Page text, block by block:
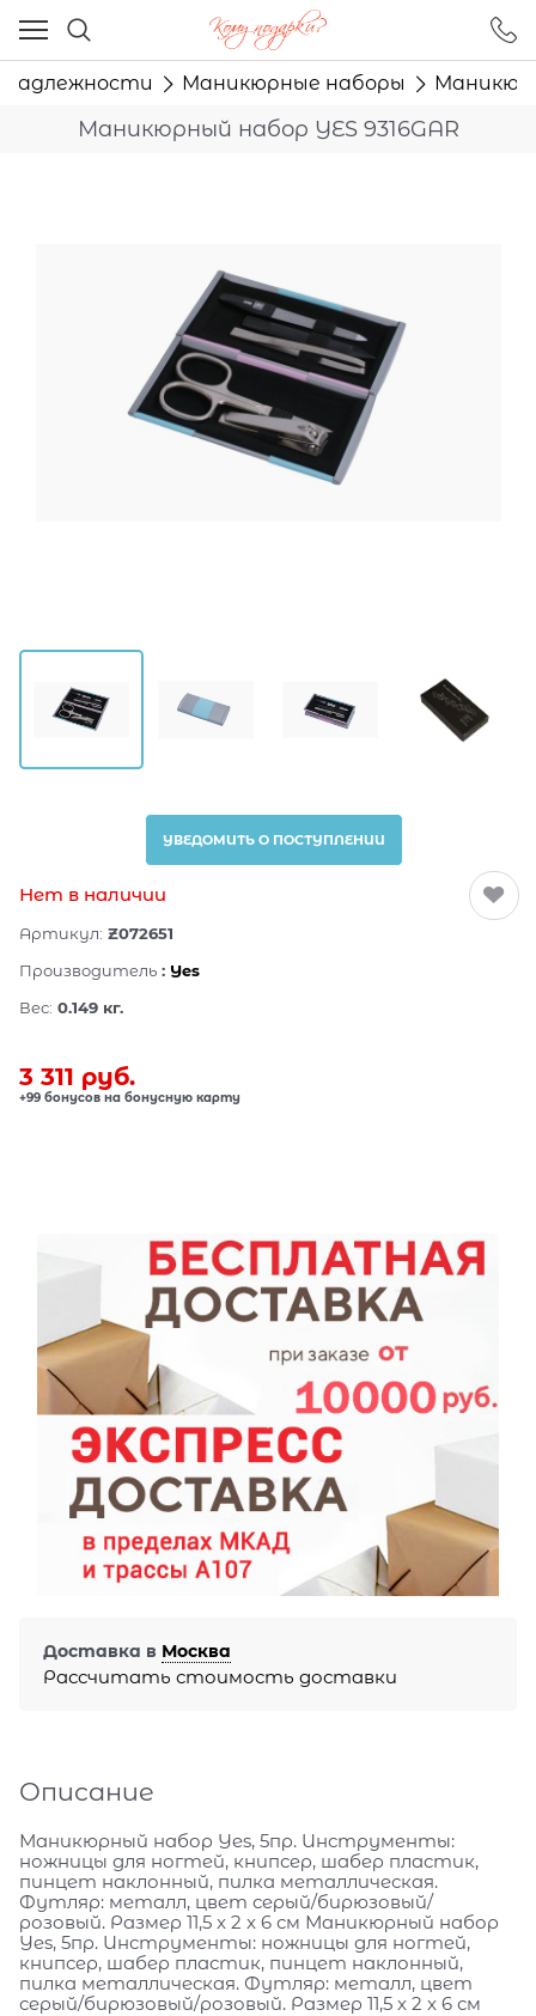
Маникюрные наборы
Маникюрный набор YES 9316GAR
УВЕДОМИТЬ О ПОСТУПЛЕНИИ
Нет в наличии
Артикул: Z072651
Производитель : Yes
Вес: 0.149 кг.
3 311 руб.
+99 бонусов на бонусную карту
Доставка в Москва
Рассчитать стоимость доставки
Описание
Маникюрный набор Yes, 5пр. Инструменты:
ножницы для ногтей, книпсер, шабер пластик,
пинцет наклонный, пилка металлическая.
Футляр: металл, цвет серый/бирюзовый/
розовый. Размер 11,5 x 2 x 6 см Маникюрный набор
Yes, 5пр. Инструменты: ножницы для ногтей,
книпсер, шабер пластик, пинцет наклонный,
пилка металлическая. Футляр: металл, цвет
серый/бирюзовый/розовый. Размер 11,5 x 2 x 6 см
Ваш город - Москва,
угадали?
ДА НЕТ